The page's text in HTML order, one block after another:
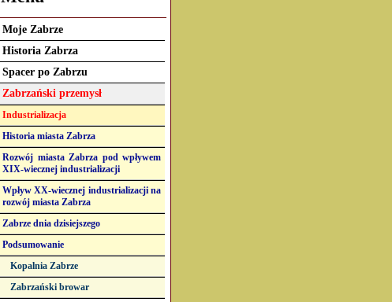
Moje Zabrze
Historia Zabrza
Spacer po Zabrzu
Zabrzański przemysł
Industrializacja
Historia miasta Zabrza
Rozwój miasta Zabrza pod wpływem
XIX-wiecznej industrializacji
Wpływ XX-wiecznej industrializacji na
rozwój miasta Zabrza
Zabrze dnia dzisiejszego
Podsumowanie
Kopalnia Zabrze
Zabrzański browar